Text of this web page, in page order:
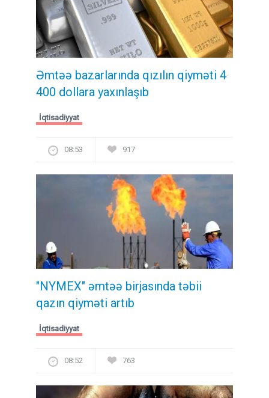
Əmtəə bazarlarında qızılın qiyməti 4
400 dollara yaxınlaşıb
İqtisadiyyat
08:53 917
"NYMEX" əmtəə birjasında təbii
qazın qiyməti artıb
İqtisadiyyat
08:52 763